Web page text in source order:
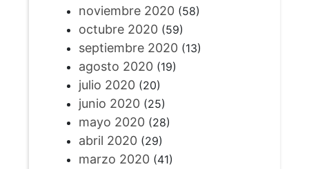
noviembre 2020(58)
octubre 2020(59)
septiembre 2020(13)
agosto 2020(19)
julio 2020(20)
junio 2020(25)
mayo 2020(28)
abril 2020(29)
marzo 2020(41)